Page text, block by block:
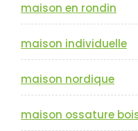
maison en rondin
maison individuelle
maison nordique
maison ossature